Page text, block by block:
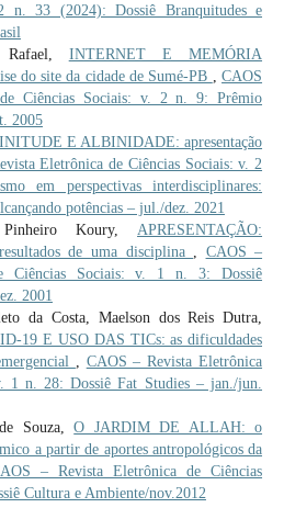
n. 33 (2024): Dossiê Branquitudes e
INTERNET E MEMÓRIA
do site da cidade de Sumé-PB
,CAOS
Ciências Sociais: v. 2 n. 9: Prêmio
2005
E ALBINIDADE: apresentação
Eletrônica de Ciências Sociais: v. 2
em perspectivas interdisciplinares:
potências – jul./dez. 2021
Koury, APRESENTAÇÃO:
de uma disciplina
CAOS –
Ciências Sociais: v. 1 n. 3: Dossiê
2001
da Costa, Maelson dos Reis Dutra,
19 E USO DAS TICs: as dificuldades
CAOS – Revista Eletrônica
1 n. 28: Dossiê Fat Studies – jan./jun.
Souza,O JARDIM DE ALLAH: o
a partir de aportes antropológicos da
– Revista Eletrônica de Ciências
Cultura e Ambiente/nov.2012